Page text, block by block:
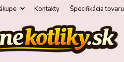
Kontakty Špecifikácia tovaru